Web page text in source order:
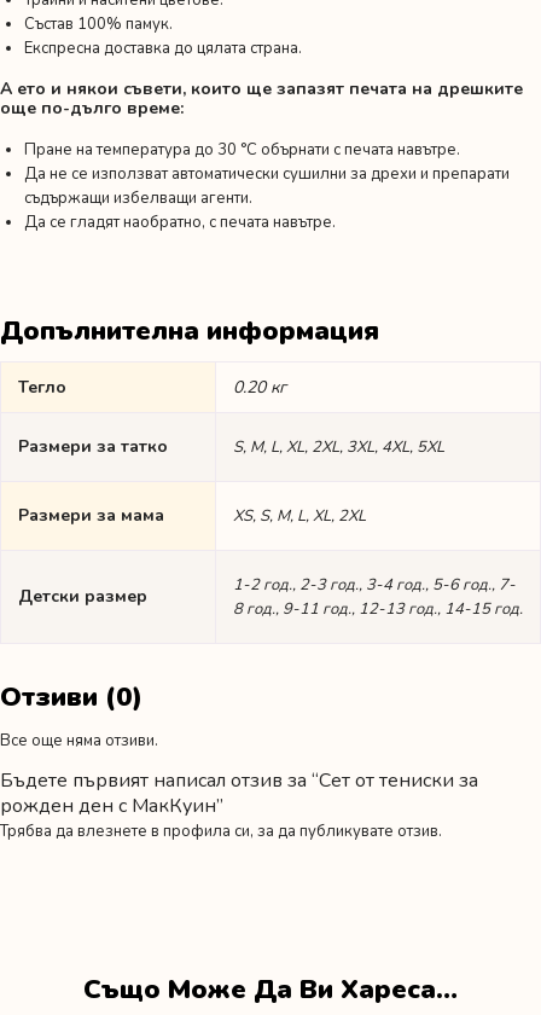
Състав 100% памук.
Експресна доставка до цялата страна.
А ето и някои съвети, които ще запазят печата на дрешките
още по-дълго време:
Пране на температура до 30 °C обърнати с печата навътре.
Да не се използват автоматически сушилни за дрехи и препарати
съдържащи избелващи агенти.
Да се гладят наобратно, с печата навътре.
Допълнителна информация
Тегло 0.20 кг
Размери за татко S, M, L, XL, 2XL, 3XL, 4XL, 5XL
Размери за мама XS, S, M, L, XL, 2XL
Детски размер
1-2 год., 2-3 год., 3-4 год., 5-6 год., 7-
8 год., 9-11 год., 12-13 год., 14-15 год.
Отзиви (0)
Все още няма отзиви.
Бъдете първият написал отзив за “Сет от тениски за
рожден ден с МакКуин”
Трябва да влезнете в профила си, за да публикувате отзив.
Също Може Да Ви Хареса…